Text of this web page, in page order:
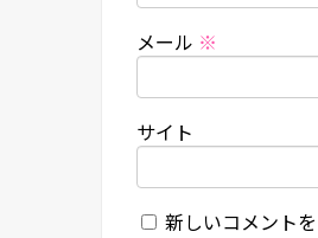
メール ※
サイト
新しいコメント